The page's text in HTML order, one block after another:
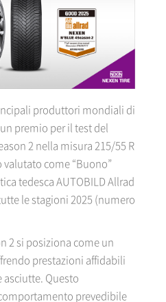
produttori mondiali di
premio per il test del
2 nella misura 215/55 R
come “Buono”
tedesca AUTOBILD Allrad
le stagioni 2025 (numero
2 si posiziona come un
prestazioni affidabili
asciutte. Questo
prevedibile